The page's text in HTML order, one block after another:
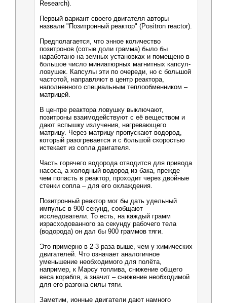
Research).
Первый вариант своего двигателя авторы
назвали "Позитронный реактор" (Positron reactor).
Предполагается, что энное количество
позитронов (сотые доли грамма) было бы
наработано на земных установках и помещено в
большое число миниатюрных магнитных капсул-
ловушек. Капсулы эти по очереди, но с большой
частотой, направляют в центр реактора,
наполненного специальным теплообменником –
матрицей.
В центре реактора ловушку выключают,
позитроны взаимодействуют с её веществом и
дают вспышку излучения, нагревающего
матрицу. Через матрицу пропускают водород,
который разогревается и с большой скоростью
истекает из сопла двигателя.
Часть горячего водорода отводится для привода
насоса, а холодный водород из бака, прежде
чем попасть в реактор, проходит через двойные
стенки сопла – для его охлаждения.
Позитронный реактор мог бы дать удельный
импульс в 900 секунд, сообщают
исследователи. То есть, на каждый грамм
израсходованного за секунду рабочего тела
(водорода) он дал бы 900 граммов тяги.
Это примерно в 2-3 раза выше, чем у химических
двигателей. Что означает аналогичное
уменьшение необходимого для полёта,
например, к Марсу топлива, снижение общего
веса корабля, а значит – снижение необходимой
для его разгона силы тяги.
Заметим, ионные двигатели дают намного